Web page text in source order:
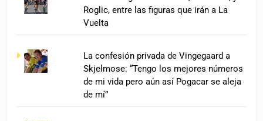
Roglic, entre las figuras que irán a La
Vuelta
La confesión privada de Vingegaard a
Skjelmose: “Tengo los mejores números
de mi vida pero aún así Pogacar se aleja
de mí”